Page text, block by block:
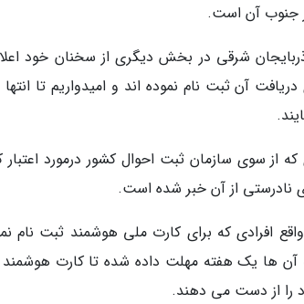
جنوب آن است.
دریافت آن ثبت نام نموده اند و امیدواریم تا
سوی سازمان ثبت احوال کشور درمورد
نادرستی از آن خبر شده است.
افرادی که برای کارت ملی هوشمند ثبت نام
آن ها یک هفته مهلت داده شده تا کارت
را از دست می دهند.